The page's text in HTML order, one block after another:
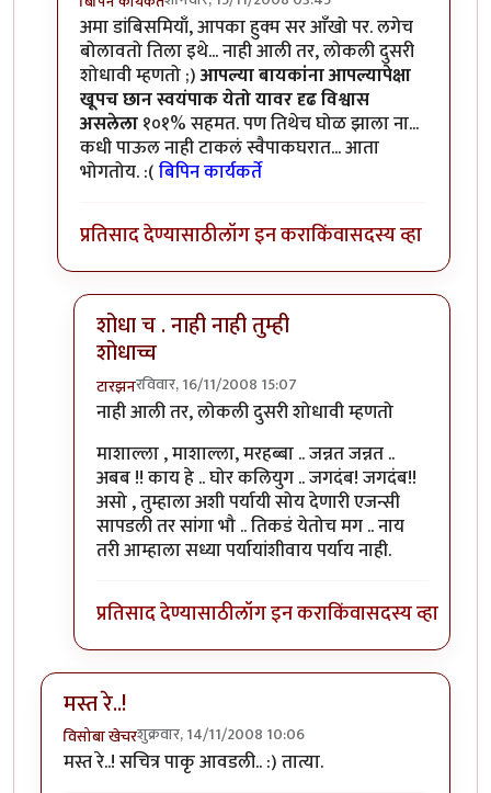
In reply toअरेरे!!!!byपिवळा डांबिस
अमा डांबिसमियाँ, आपका हुक्म सर आँखो पर. लगेच
बोलावतो तिला इथे... नाही आली तर, लोकली दुसरी
शोधावी म्हणतो ;)आपल्या बायकांना आपल्यापेक्षा
खूपच छान स्वयंपाक येतो यावर दृढ विश्वास
असलेला१०१% सहमत. पण तिथेच घोळ झाला ना...
कधी पाऊल नाही टाकलं स्वैपाकघरात... आता
भोगतोय. :(बिपिन कार्यकर्ते
प्रतिसाद देण्यासाठीलॉग इन कराकिंवासदस्य व्हा
शोधा च . नाही नाही तुम्ही
शोधाच्च
टारझनरविवार, 16/11/2008 15:07
In reply toजो हुक्म जनाब...byबिपिन कार्यकर्ते
नाही आली तर, लोकली दुसरी शोधावी म्हणतो
माशाल्ला , माशाल्ला, मरहब्बा .. जन्नत जन्नत ..
अबब !! काय हे .. घोर कलियुग .. जगदंब! जगदंब!!
असो , तुम्हाला अशी पर्यायी सोय देणारी एजन्सी
सापडली तर सांगा भौ .. तिकडं येतोच मग .. नाय
तरी आम्हाला सध्या पर्यायांशीवाय पर्याय नाही.
प्रतिसाद देण्यासाठीलॉग इन कराकिंवासदस्य व्हा
मस्त रे..!
विसोबा खेचरशुक्रवार, 14/11/2008 10:06
मस्त रे..! सचित्र पाकृ आवडली.. :) तात्या.